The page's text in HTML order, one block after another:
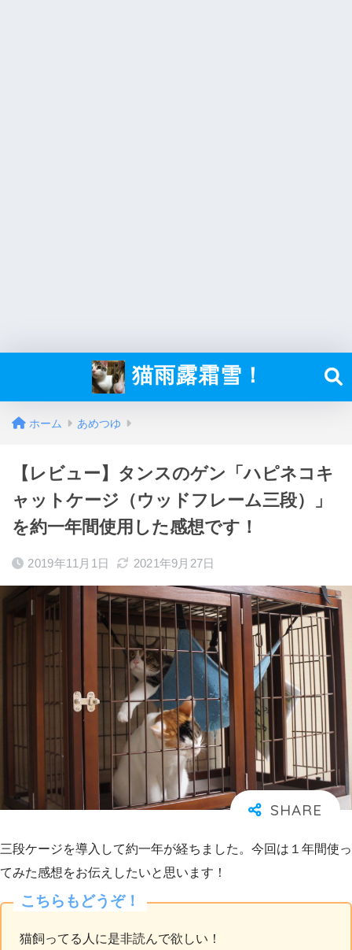
猫雨露霜雪！
ホーム あめつゆ
【レビュー】タンスのゲン「ハピネコキ
ャットケージ（ウッドフレーム三段）」
を約一年間使用した感想です！
2019年11月1日 2021年9月27日
三段ケージを導入して約一年が経ちました。今回は１年間使っ
てみた感想をお伝えしたいと思います！
こちらもどうぞ！
猫飼ってる人に是非読んで欲しい！